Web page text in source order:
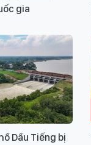
gia
Dầu Tiếng bị